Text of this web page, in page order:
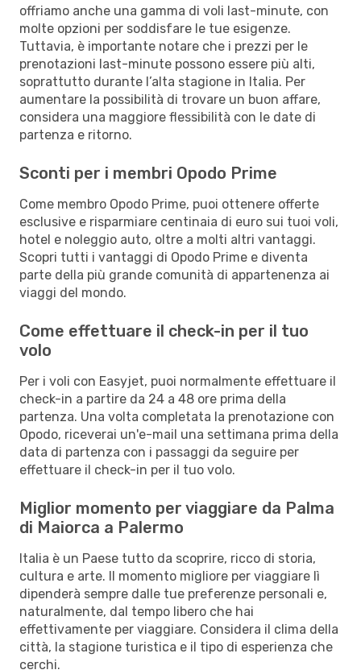
offriamo anche una gamma di voli last-minute, con
molte opzioni per soddisfare le tue esigenze.
Tuttavia, è importante notare che i prezzi per le
prenotazioni last-minute possono essere più alti,
soprattutto durante l’alta stagione in Italia. Per
aumentare la possibilità di trovare un buon affare,
considera una maggiore flessibilità con le date di
partenza e ritorno.
Sconti per i membri Opodo Prime
Come membro Opodo Prime, puoi ottenere offerte
esclusive e risparmiare centinaia di euro sui tuoi voli,
hotel e noleggio auto, oltre a molti altri vantaggi.
Scopri tutti i vantaggi di Opodo Prime e diventa
parte della più grande comunità di appartenenza ai
viaggi del mondo.
Come effettuare il check-in per il tuo
volo
Per i voli con Easyjet, puoi normalmente effettuare il
check-in a partire da 24 a 48 ore prima della
partenza. Una volta completata la prenotazione con
Opodo, riceverai un'e-mail una settimana prima della
data di partenza con i passaggi da seguire per
effettuare il check-in per il tuo volo.
Miglior momento per viaggiare da Palma
di Maiorca a Palermo
Italia è un Paese tutto da scoprire, ricco di storia,
cultura e arte. Il momento migliore per viaggiare lì
dipenderà sempre dalle tue preferenze personali e,
naturalmente, dal tempo libero che hai
effettivamente per viaggiare. Considera il clima della
città, la stagione turistica e il tipo di esperienza che
cerchi.